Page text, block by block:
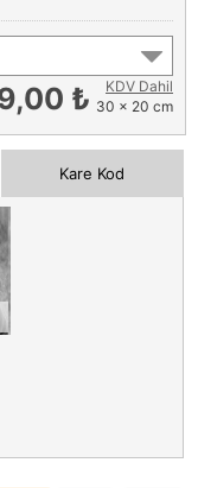
₺
KDV Dahil
30 x 20 cm
Kare Kod